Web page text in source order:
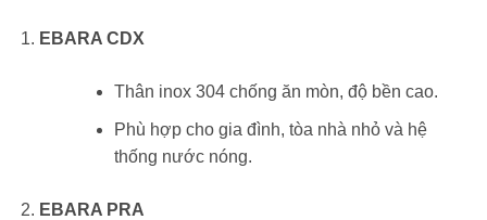
EBARA CDX
Thân inox 304 chống ăn mòn, độ bền cao.
Phù hợp cho gia đình, tòa nhà nhỏ và hệ
thống nước nóng.
EBARA PRA